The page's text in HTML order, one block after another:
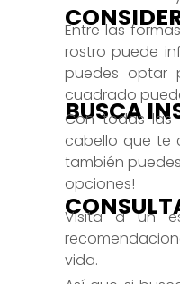
Entre las
rostro puede
puedes optar
cuadrado
BUSCA
Con todas las
cabello que te
también
opciones!
Visita a un
vida.